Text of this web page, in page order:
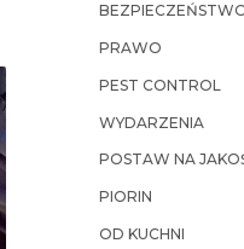
PRAWO
PEST CONTROL
WYDARZENIA
POSTAW NA
PIORIN
OD KUCHNI